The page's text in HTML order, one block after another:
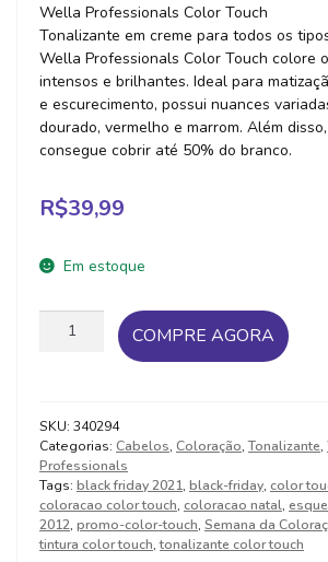
Wella Professionals Color Touch
Tonalizante em creme para todos os
Wella Professionals Color Touch colore
intensos e brilhantes. Ideal para
e escurecimento, possui nuances
dourado, vermelho e marrom. Além
consegue cobrir até 50% do branco.
R$39,99
Em estoque
Wella
Professionals
6/77
Louro
Escuro
Marrom
Intenso
60G
COMPRE AGORA
SKU: 340294
Categorias: Cabelos, Coloração,Tonalizante,
Professionals
Tags: black friday 2021, black-friday, color
coloracao color touch, coloracao natal,
2012, promo-color-touch, Semana da
tintura color touch,tonalizante color touch